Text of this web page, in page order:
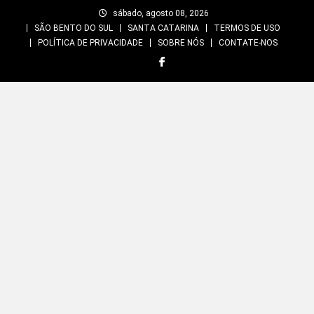
sábado, agosto 08, 2026
SÃO BENTO DO SUL
SANTA CATARINA
TERMOS DE USO
POLÍTICA DE PRIVACIDADE
SOBRE NÓS CONTATE-NOS